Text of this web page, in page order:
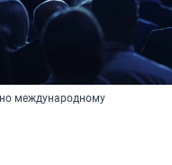
международному